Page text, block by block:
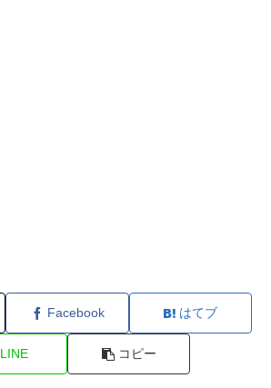
Facebook はてブ
LINE コピー